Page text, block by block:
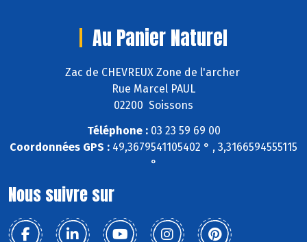
Au Panier Naturel
Zac de CHEVREUX Zone de l'archer
Rue Marcel PAUL
02200 Soissons
Téléphone :03 23 59 69 00
Coordonnées GPS : 49,3679541105402 ° , 3,3166594555115
°
Nous suivre sur